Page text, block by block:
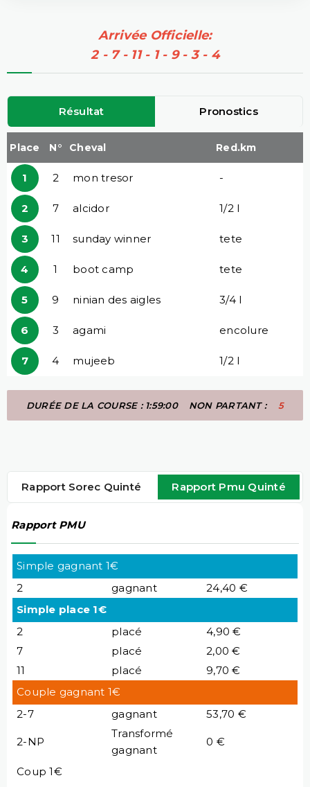
Arrivée Officielle:
2 - 7 - 11 - 1 - 9 - 3 - 4
Résultat Pronostics
Place N° Cheval Red.km
1 2 mon tresor -
2 7 alcidor 1/2 l
3 11 sunday winner tete
4 1 boot camp tete
5 9 ninian des aigles 3/4 l
6 3 agami encolure
7 4 mujeeb 1/2 l
DURÉE DE LA COURSE : 1:59:00 NON PARTANT : 5
Rapport Sorec Quinté Rapport Pmu Quinté
Rapport PMU
Simple gagnant 1€
2
gagnant
24,40 €
Simple place 1€
2
placé
4,90 €
7
placé
2,00 €
11
placé
9,70 €
Couple gagnant 1€
2-7
gagnant 53,70 €
2-NP
Transformé
gagnant
0 €
Coup 1€